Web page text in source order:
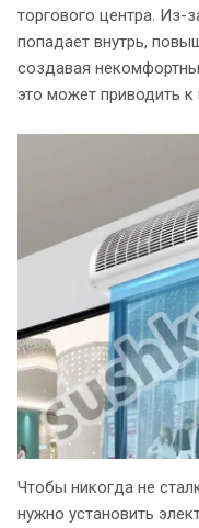
торгового центра. Из-
попадает внутрь,
создавая
это может приводить
Чтобы никогда не
нужно установить